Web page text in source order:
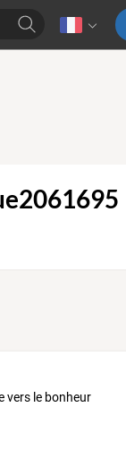
vers le bonheur